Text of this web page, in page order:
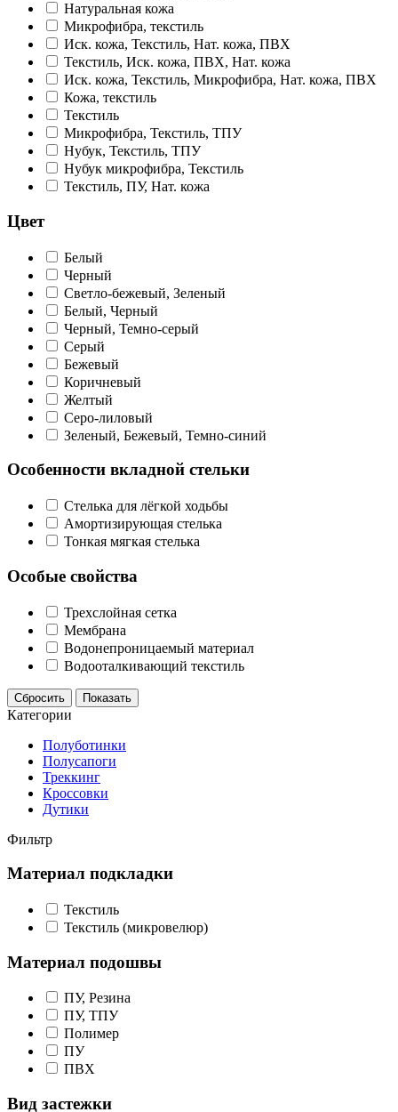
Натуральная кожа
Микрофибра, текстиль
Иск. кожа, Текстиль, Нат. кожа, ПВХ
Текстиль, Иск. кожа, ПВХ, Нат. кожа
Иск. кожа, Текстиль, Микрофибра, Нат. кожа, ПВХ
Кожа, текстиль
Текстиль
Микрофибра, Текстиль, ТПУ
Нубук, Текстиль, ТПУ
Нубук микрофибра, Текстиль
Текстиль, ПУ, Нат. кожа
Цвет
Белый
Черный
Светло-бежевый, Зеленый
Белый, Черный
Черный, Темно-серый
Серый
Бежевый
Коричневый
Желтый
Серо-лиловый
Зеленый, Бежевый, Темно-синий
Особенности вкладной стельки
Стелька для лёгкой ходьбы
Амортизирующая стелька
Тонкая мягкая стелька
Особые свойства
Трехслойная сетка
Мембрана
Водонепроницаемый материал
Водооталкивающий текстиль
Сбросить Показать
Категории
Полуботинки
Полусапоги
Треккинг
Кроссовки
Дутики
Фильтр
Материал подкладки
Текстиль
Текстиль (микровелюр)
Материал подошвы
ПУ, Резина
ПУ, ТПУ
Полимер
ПУ
ПВХ
Вид застежки